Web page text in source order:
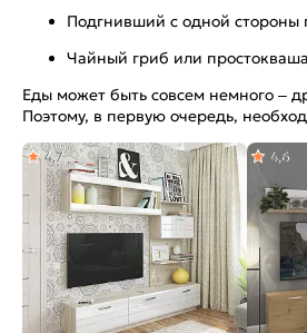
Подгнивший с одной стороны
Чайный гриб или
Еды может быть совсем немного –
Поэтому, в первую очередь,
4,7 4,6